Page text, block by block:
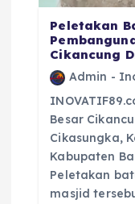
Peletakan
Cikancung
Admin -
Besar
Cikasungka,
Kabupaten
Peletakan
masjid